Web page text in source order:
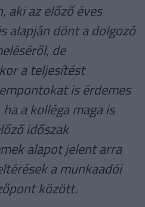
aki az előző éves
alapján dönt a dolgozó
de
a teljesítést
is érdemes
a kolléga maga is
időszak
alapot jelent arra
a munkaadói
között.